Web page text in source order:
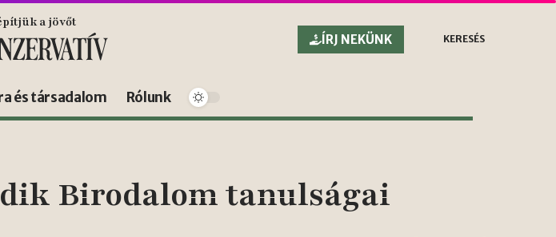
a jövőt
ÍRJ NEKÜNK
KERESÉS
és társadalom Rólunk
Birodalom tanulságai